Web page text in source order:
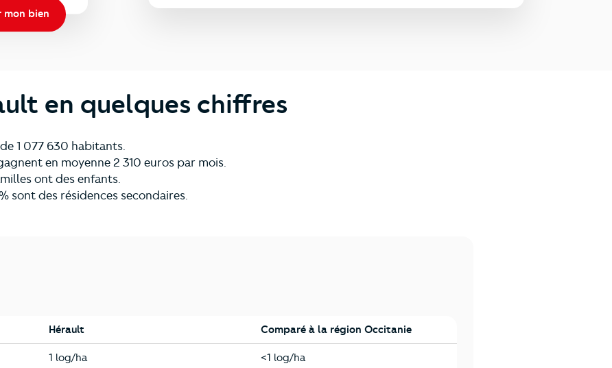
mon bien
en quelques chiffres
1 077 630 habitants.
en moyenne 2 310 euros par mois.
ont des enfants.
sont des résidences secondaires.
Hérault Comparé à la région Occitanie
Hérault
1 log/ha Occitanie
<1 log/ha